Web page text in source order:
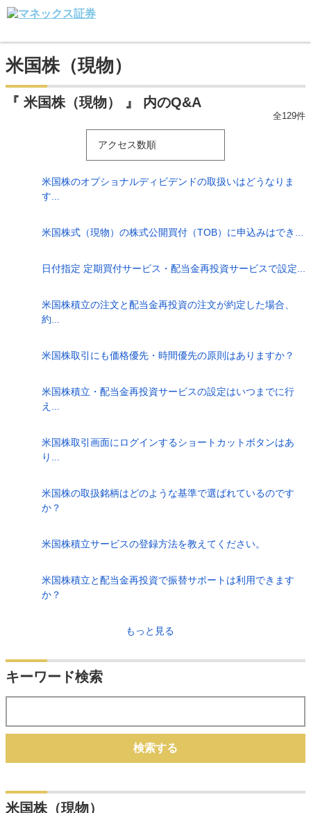
米国株（現物）
『 米国株（現物） 』 内のQ&A
全129件
アクセス数順
米国株のオプショナルディビデンドの取扱いはどうなりま
す...
米国株式（現物）の株式公開買付（TOB）に申込みはでき...
日付指定 定期買付サービス・配当金再投資サービスで設定...
米国株積立の注文と配当金再投資の注文が約定した場合、
約...
米国株取引にも価格優先・時間優先の原則はありますか？
米国株積立・配当金再投資サービスの設定はいつまでに行
え...
米国株取引画面にログインするショートカットボタンはあ
り...
米国株の取扱銘柄はどのような基準で選ばれているのです
か？
米国株積立サービスの登録方法を教えてください。
米国株積立と配当金再投資で振替サポートは利用できます
か？
もっと見る
キーワード検索
検索する
米国株（現物）